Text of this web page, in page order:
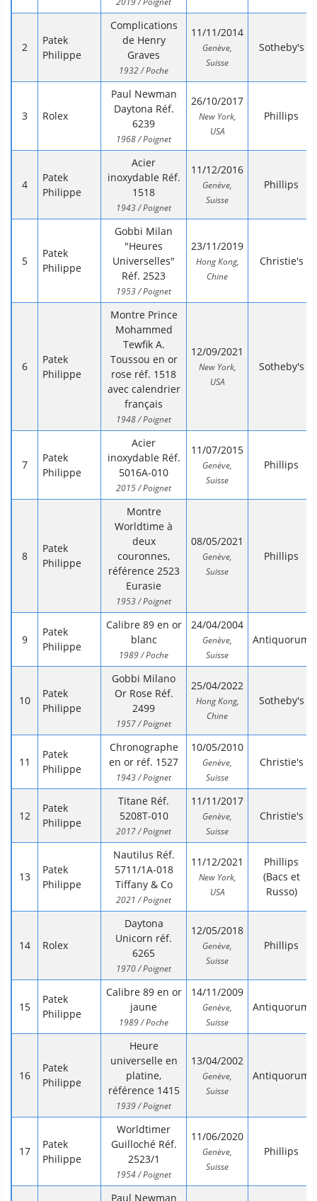
Patek
Philippe
Complications
de Henry
Graves
1932 / Poche
11/11/2014
Genève,
Suisse
Sotheby's
Rolex
Paul Newman
Daytona Réf.
6239
1968 / Poignet
26/10/2017
New York,
USA
Phillips
Patek
Philippe
Acier
inoxydable Réf.
1518
1943 / Poignet
11/12/2016
Genève,
Suisse
Phillips
Patek
Philippe
Gobbi Milan
"Heures
Universelles"
Réf. 2523
1953 / Poignet
23/11/2019
Hong Kong,
Chine
Christie's
Patek
Philippe
Montre Prince
Mohammed
Tewfik A.
Toussou en or
rose réf. 1518
avec calendrier
français
1948 / Poignet
12/09/2021
New York,
USA
Sotheby's
Patek
Philippe
Acier
inoxydable Réf.
5016A-010
2015 / Poignet
11/07/2015
Genève,
Suisse
Phillips
Patek
Philippe
Montre
Worldtime à
deux
couronnes,
référence 2523
Eurasie
1953 / Poignet
08/05/2021
Genève,
Suisse
Phillips
Patek
Philippe
Calibre 89 en or
blanc
1989 / Poche
24/04/2004
Genève,
Suisse
Antiquorum
Patek
Philippe
Gobbi Milano
Or Rose Réf.
2499
1957 / Poignet
25/04/2022
Hong Kong,
Chine
Sotheby's
Patek
Philippe
Chronographe
en or réf. 1527
1943 / Poignet
10/05/2010
Genève,
Suisse
Christie's
Patek
Philippe
Titane Réf.
5208T-010
2017 / Poignet
11/11/2017
Genève,
Suisse
Christie's
Patek
Philippe
Nautilus Réf.
5711/1A-018
Tiffany & Co
2021 / Poignet
11/12/2021
New York,
USA
Phillips
(Bacs et
Russo)
Rolex
Daytona
Unicorn réf.
6265
1970 / Poignet
12/05/2018
Genève,
Suisse
Phillips
Patek
Philippe
Calibre 89 en or
jaune
1989 / Poche
14/11/2009
Genève,
Suisse
Antiquorum
Patek
Philippe
Heure
universelle en
platine,
référence 1415
1939 / Poignet
13/04/2002
Genève,
Suisse
Antiquorum
Patek
Philippe
Worldtimer
Guilloché Réf.
2523/1
1954 / Poignet
11/06/2020
Genève,
Suisse
Phillips
Paul Newman